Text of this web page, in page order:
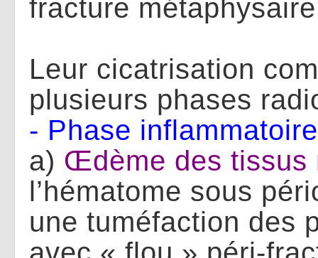
fracture
Leur cicatrisation
plusieurs phases
- Phase
a) Œdème des
l’hématome sous
une tuméfaction des